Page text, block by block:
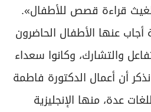
قراءة قصص للأطفال».
عنها الأطفال الحاضرون
والتشارك، وكانوا سعداء
أن أعمال الدكتورة فاطمة
عدة، منها الإنجليزية